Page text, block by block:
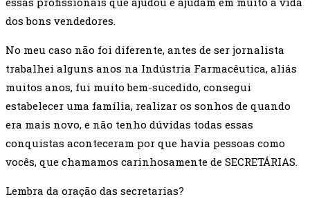
dos bons vendedores.
No meu caso não foi diferente, antes de ser jornalista
trabalhei alguns anos na Indústria Farmacêutica, aliás
muitos anos, fui muito bem-sucedido, consegui
estabelecer uma família, realizar os sonhos de quando
era mais novo, e não tenho dúvidas todas essas
conquistas aconteceram por que havia pessoas como
vocês, que chamamos carinhosamente de SECRETÁRIAS.
Lembra da oração das secretarias?